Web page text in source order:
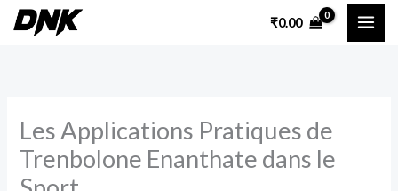
Skip
₹0.00
Les Applications Pratiques de
Trenbolone Enanthate dans le